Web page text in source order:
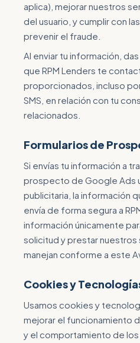
aplica), mejorar nuestros
del usuario, y cumplir con
prevenir el fraude.
Al enviar tu información,
que RPM Lenders te
proporcionados, incluso
SMS, en relación con tu
relacionados.
Formularios de
Si envías tu información a
prospecto de Google Ads
publicitaria, la información
envía de forma segura a
información únicamente
solicitud y prestar nuestros
manejan conforme a este
Cookies y
Usamos cookies y
mejorar el funcionamiento
y el comportamiento de los